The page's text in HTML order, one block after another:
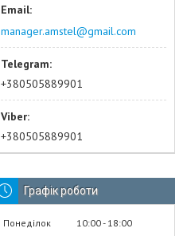
manager.amstel@gmail.com
+380505889901
+380505889901
Графік роботи
Понеділок 10:00 18:00